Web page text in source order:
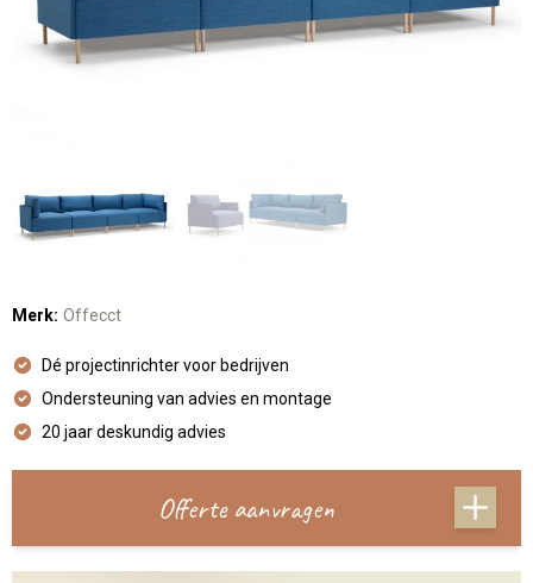
Merk: Offecct
Dé projectinrichter voor bedrijven
Ondersteuning van advies en montage
20 jaar deskundig advies
Offerte aanvragen